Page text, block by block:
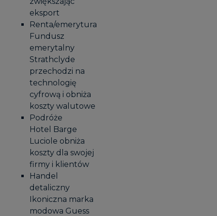
eksport
Renta/emerytura
Fundusz
emerytalny
Strathclyde
przechodzi na
technologię
cyfrową i obniża
koszty walutowe
Podróże
Hotel Barge
Luciole obniża
koszty dla swojej
firmy i klientów
Handel
detaliczny
Ikoniczna marka
modowa Guess